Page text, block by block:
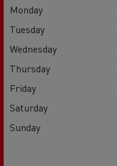
Monday
Tuesday
Wednesday
Thursday
Friday
Saturday
Sunday